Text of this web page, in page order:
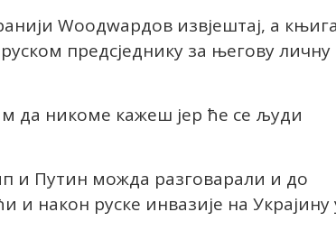
Wоодwардов извјештај, а
предсједнику за његову личну
да никоме кажеш јер ће се људи
и Путин можда разговарали и до
и након руске инвазије на Украјину